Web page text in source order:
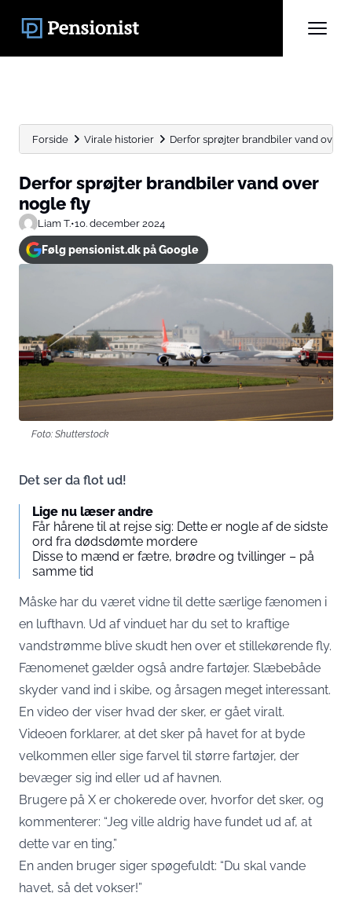
Forside Virale historier Derfor sprøjter brandbiler vand over
Derfor sprøjter brandbiler vand over
nogle fly
Liam T.•10. december 2024
Følg pensionist.dk på Google
Foto: Shutterstock
Det ser da flot ud!
Lige nu læser andre
Får hårene til at rejse sig: Dette er nogle af de sidste
ord fra dødsdømte mordere
Disse to mænd er fætre, brødre og tvillinger – på
samme tid
Måske har du været vidne til dette særlige fænomen i
en lufthavn. Ud af vinduet har du set to kraftige
vandstrømme blive skudt hen over et stillekørende fly.
Fænomenet gælder også andre fartøjer. Slæbebåde
skyder vand ind i skibe, og årsagen meget interessant.
En video der viser hvad der sker, er gået viralt.
Videoen forklarer, at det sker på havet for at byde
velkommen eller sige farvel til større fartøjer, der
bevæger sig ind eller ud af havnen.
Brugere på X er chokerede over, hvorfor det sker, og
kommenterer: “Jeg ville aldrig have fundet ud af, at
dette var en ting.”
En anden bruger siger spøgefuldt: “Du skal vande
havet, så det vokser!”